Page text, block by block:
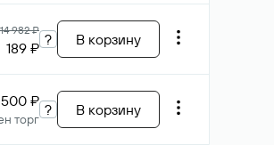
14 982 ₽
189 ₽ ? В корзину
₽
торг
? В корзину